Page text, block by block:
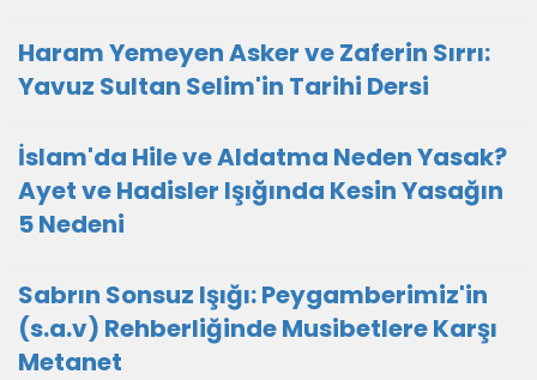
Haram Yemeyen Asker ve Zaferin Sırrı:
Yavuz Sultan Selim'in Tarihi Dersi
İslam'da Hile ve Aldatma Neden Yasak?
Ayet ve Hadisler Işığında Kesin Yasağın
5 Nedeni
Sabrın Sonsuz Işığı: Peygamberimiz'in
(s.a.v) Rehberliğinde Musibetlere Karşı
Metanet